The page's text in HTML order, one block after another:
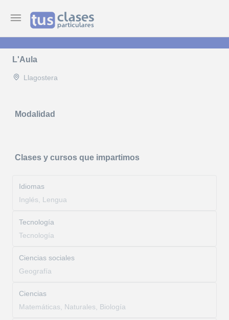
L'Aula
Llagostera
Modalidad
Clases y cursos que impartimos
Idiomas
Inglés, Lengua
Tecnología
Tecnología
Ciencias sociales
Geografía
Ciencias
Matemáticas, Naturales, Biología